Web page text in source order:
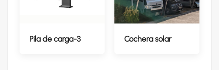
Pila de carga-3 Cochera solar